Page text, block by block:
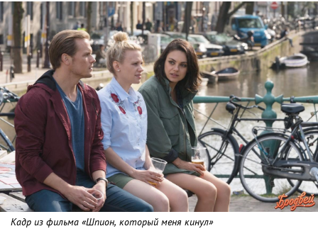
Кадр из фильма «Шпион, который меня кинул»